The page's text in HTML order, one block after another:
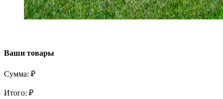
Ваши товары
Сумма: ₽
Итого: ₽